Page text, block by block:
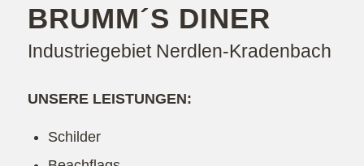
BRUMM´S DINER
Industriegebiet Nerdlen-Kradenbach
UNSERE LEISTUNGEN:
Schilder